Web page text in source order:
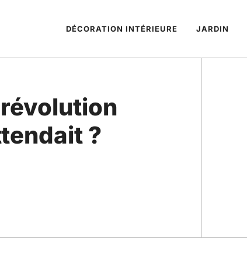
DÉCORATION INTÉRIEURE JARDIN
?